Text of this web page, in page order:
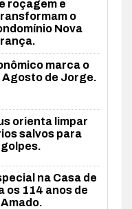
roçagem e
o
Nova
marca o
Agosto de Jorge.
orienta limpar
salvos para
na Casa de
os 114 anos de